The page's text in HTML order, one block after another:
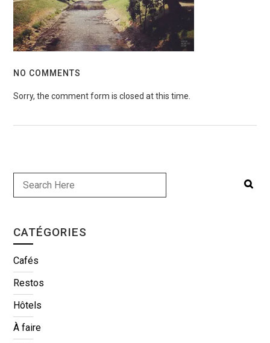
NO COMMENTS
Sorry, the comment form is closed at this time.
CATÉGORIES
Cafés
Restos
Hôtels
À faire